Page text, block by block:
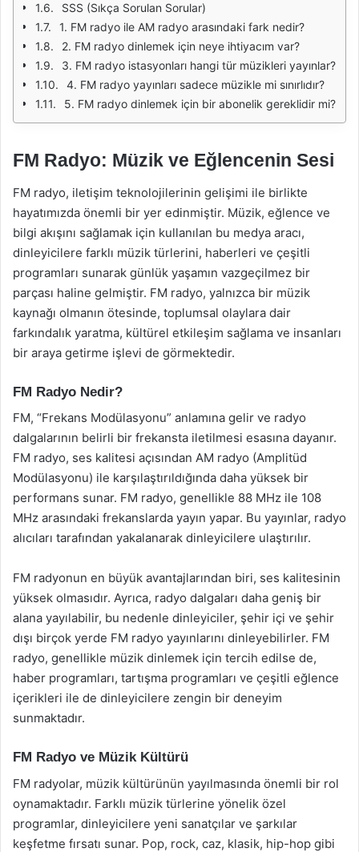
SSS (Sıkça Sorulan Sorular)
1. FM radyo ile AM radyo arasındaki fark nedir?
2. FM radyo dinlemek için neye ihtiyacım var?
3. FM radyo istasyonları hangi tür müzikleri yayınlar?
4. FM radyo yayınları sadece müzikle mi sınırlıdır?
5. FM radyo dinlemek için bir abonelik gereklidir mi?
FM Radyo: Müzik ve Eğlencenin Sesi
FM radyo, iletişim teknolojilerinin gelişimi ile birlikte
hayatımızda önemli bir yer edinmiştir. Müzik, eğlence ve
bilgi akışını sağlamak için kullanılan bu medya aracı,
dinleyicilere farklı müzik türlerini, haberleri ve çeşitli
programları sunarak günlük yaşamın vazgeçilmez bir
parçası haline gelmiştir. FM radyo, yalnızca bir müzik
kaynağı olmanın ötesinde, toplumsal olaylara dair
farkındalık yaratma, kültürel etkileşim sağlama ve insanları
bir araya getirme işlevi de görmektedir.
FM Radyo Nedir?
FM, “Frekans Modülasyonu” anlamına gelir ve radyo
dalgalarının belirli bir frekansta iletilmesi esasına dayanır.
FM radyo, ses kalitesi açısından AM radyo (Amplitüd
Modülasyonu) ile karşılaştırıldığında daha yüksek bir
performans sunar. FM radyo, genellikle 88 MHz ile 108
MHz arasındaki frekanslarda yayın yapar. Bu yayınlar, radyo
alıcıları tarafından yakalanarak dinleyicilere ulaştırılır.
FM radyonun en büyük avantajlarından biri, ses kalitesinin
yüksek olmasıdır. Ayrıca, radyo dalgaları daha geniş bir
alana yayılabilir, bu nedenle dinleyiciler, şehir içi ve şehir
dışı birçok yerde FM radyo yayınlarını dinleyebilirler. FM
radyo, genellikle müzik dinlemek için tercih edilse de,
haber programları, tartışma programları ve çeşitli eğlence
içerikleri ile de dinleyicilere zengin bir deneyim
sunmaktadır.
FM Radyo ve Müzik Kültürü
FM radyolar, müzik kültürünün yayılmasında önemli bir rol
oynamaktadır. Farklı müzik türlerine yönelik özel
programlar, dinleyicilere yeni sanatçılar ve şarkılar
keşfetme fırsatı sunar. Pop, rock, caz, klasik, hip-hop gibi